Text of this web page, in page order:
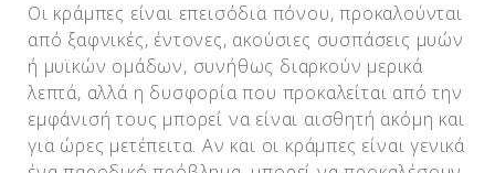
Οι κράμπες είναι επεισόδια πόνου, προκαλούνται
από ξαφνικές, έντονες, ακούσιες συσπάσεις μυών
ή μυϊκών ομάδων, συνήθως διαρκούν μερικά
λεπτά, αλλά η δυσφορία που προκαλείται από την
εμφάνισή τους μπορεί να είναι αισθητή ακόμη και
για ώρες μετέπειτα. Αν και οι κράμπες είναι γενικά